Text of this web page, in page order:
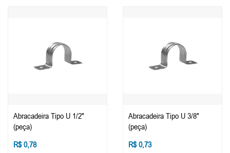
Abracadeira Tipo U 1/2"
(peça)
R$ 0,78
Abracadeira Tipo U 3/8"
(peça)
R$ 0,73